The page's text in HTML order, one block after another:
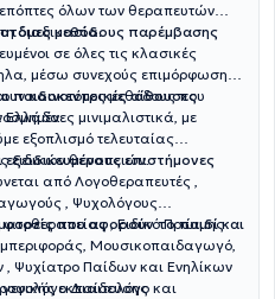
όλων των θεραπευτών
διαδικασία.μεθόδους παρέμβασης
σε όλες τις κλασικές
μέσω συνεχούς επιμόρφωσης,
καινοτόμες μεθόδους που
Ελλάδα.
παιδοκεντρικές αίθουσες
μινιμαλιστικά, με
εξοπλισμό τελευταίας
ειδικών θεραπειών.επιστήμονες
από Λογοθεραπευτές ,
, Ψυχολόγους
, Ειδικό Πρώιμης
Μουσικοπαιδαγωγό,
Ψυχίατρο Παίδων και Ενηλίκων
Διαιτολόγο και
που αφορούν το παιδί και
εκπαίδευσης